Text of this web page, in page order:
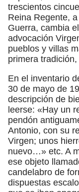
trescientos
Reina Regente,
Guerra, cambia
advocación
pueblos y villas
primera
En el inventario
30 de mayo de
descripción de
leerse: «Hay un
pendón
Antonio, con su
Virgen; unos
nuevo…» etc. A
ese objeto
candelabro de
dispuestas